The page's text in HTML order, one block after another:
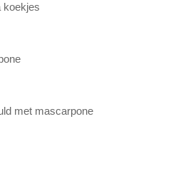
koekjes
met mascarpone